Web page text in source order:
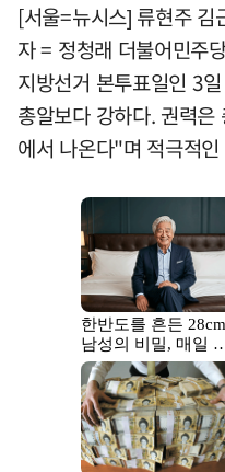
[서울=뉴시스] 류현주 김
자 = 정청래 더불어민주
지방선거 본투표일인 3
총알보다 강하다. 권력
에서 나온다"며 적극적